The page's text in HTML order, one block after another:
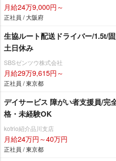
月給24万9,000円～
正社員 / 大阪府
生協ルート配送ドライバー/1.5t/
土日休み
SBSゼンツウ株式会社
月給29万9,615円～
正社員 / 東京都
デイサービス 障がい者支援員/完
格・未経験OK
kotrio紹介品川支店
月給24万円～40万円
正社員 / 東京都